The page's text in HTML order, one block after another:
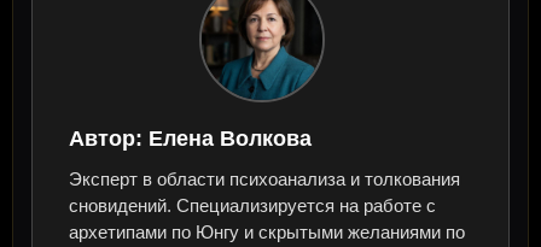
Автор: Елена Волкова
Эксперт в области психоанализа и толкования
сновидений. Специализируется на работе с
архетипами по Юнгу и скрытыми желаниями по